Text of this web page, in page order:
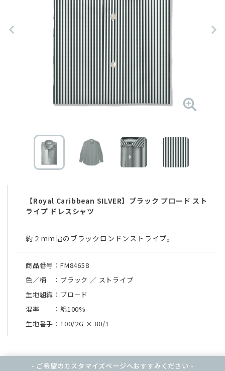
【Royal Caribbean SILVER】ブラック ブロード スト
ライプ ドレスシャツ
約２mm幅のブラックロンドンストライプ。
商品番号：FM84658
色／柄 ：ブラック ／ ストライプ
生地組織：ブロード
混率 ：綿100%
生地番手：100/2G ×80/1
- ご希望のカスタマイズページへおすすみください -